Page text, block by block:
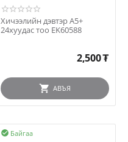
Хичээлийн дэвтэр A5+
24хуудас тоо EK60588
2,500₮
АВЪЯ
Байгаа
